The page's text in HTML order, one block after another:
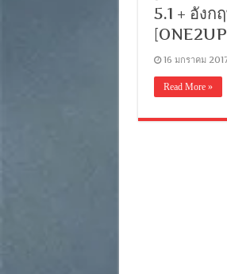
5.1 + อัง
16 มกราคม
Read More »